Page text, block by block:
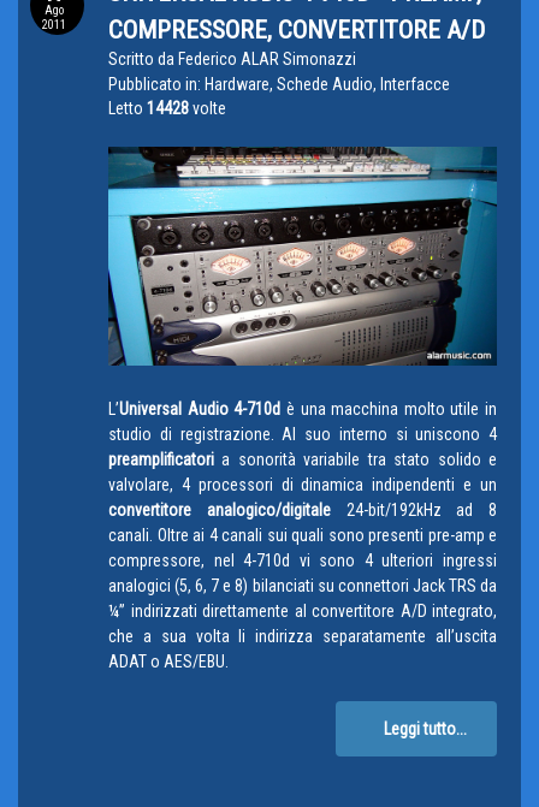
Ago
2011
COMPRESSORE, CONVERTITORE A/D
Scritto da Federico ALAR Simonazzi
Pubblicato in: Hardware, Schede Audio, Interfacce
Letto 14428volte
L’Universal Audio 4-710d è una macchina molto utile in
studio di registrazione. Al suo interno si uniscono 4
preamplificatori a sonorità variabile tra stato solido e
valvolare, 4 processori di dinamica indipendenti e un
convertitore analogico/digitale24-bit/192kHz ad 8
canali. Oltre ai 4 canali sui quali sono presenti pre-amp e
compressore, nel 4-710d vi sono 4 ulteriori ingressi
analogici (5, 6, 7 e 8) bilanciati su connettori Jack TRS da
¼” indirizzati direttamente al convertitore A/D integrato,
che a sua volta li indirizza separatamente all’uscita
ADAT o AES/EBU.
Leggi tutto...